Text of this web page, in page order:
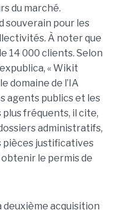
du marché.
souverain pour les
À noter que
14 000 clients. Selon
« Wikit
domaine de l’IA
agents publics et les
plus fréquents, il cite,
administratifs,
pièces justificatives
le permis de
acquisition